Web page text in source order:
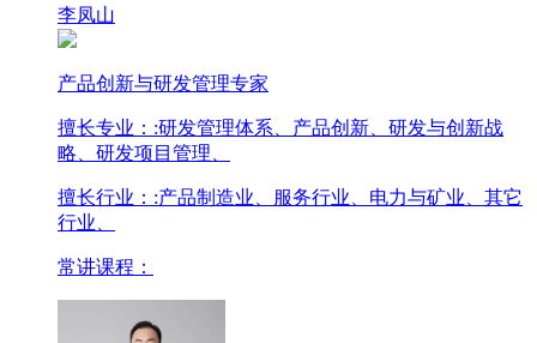
李凤山
产品创新与研发管理专家
擅长专业： :研发管理体系、产品创新、研发与创新战
略、研发项目管理、
擅长行业： :产品制造业、服务行业、电力与矿业、其它
行业、
常讲课程：